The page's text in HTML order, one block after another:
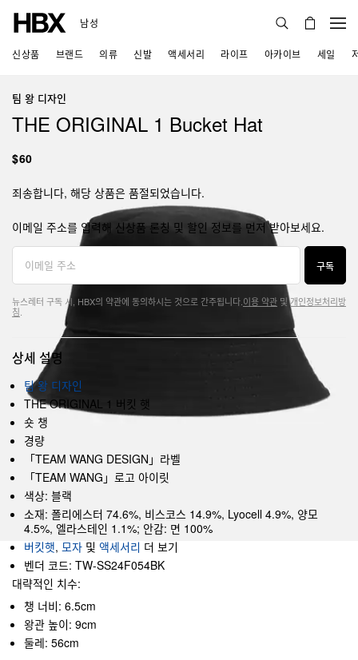
남성
신상품 브랜드 의류 신발 액세서리 라이프 아카이브 세일
팀 왕 디자인
THE ORIGINAL 1 Bucket Hat
$60
죄송합니다, 해당 상품은 품절되었습니다.
이메일 주소를 입력해 신상품 론칭 및 할인 정보를 먼저 받아보세요.
구독
뉴스레터 구독 시, HBX의 약관에 동의하시는 것으로 간주됩니다. 이용 약관 및개인정보처리방
침
상세 설명
팀 왕 디자인
THE ORIGINAL 1 버킷 햇
숏 챙
경량
「TEAM WANG DESIGN」라벨
「TEAM WANG」로고 아이릿
색상: 블랙
소재: 폴리에스터 74.6%, 비스코스 14.9%, Lyocell 4.9%, 양모
4.5%, 엘라스테인 1.1%; 안감: 면 100%
버킷햇, 모자 및 액세서리 더 보기
벤더 코드: TW-SS24F054BK
대략적인 치수:
챙 너비: 6.5cm
왕관 높이: 9cm
둘레: 56cm